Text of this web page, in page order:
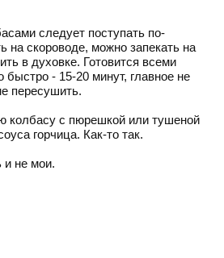
следует поступать по-
на скороводе, можно запекать на
в духовке. Готовится всеми
быстро - 15-20 минут, главное не
пересушить.
колбасу с пюрешкой или тушеной
горчица. Как-то так.
и не мои.